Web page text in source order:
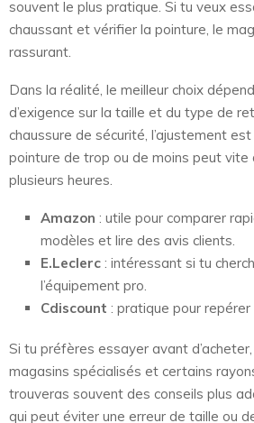
souvent le plus pratique. Si tu veux
chaussant et vérifier la pointure, le
rassurant.
Dans la réalité, le meilleur choix
d’exigence sur la taille et du type de
chaussure de sécurité, l’ajustement
pointure de trop ou de moins peut vite
plusieurs heures.
Amazon : utile pour comparer
modèles et lire des avis clients.
E.Leclerc : intéressant si tu
l’équipement pro.
Cdiscount : pratique pour
Si tu préfères essayer avant
magasins spécialisés et certains
trouveras souvent des conseils plus
qui peut éviter une erreur de taille ou